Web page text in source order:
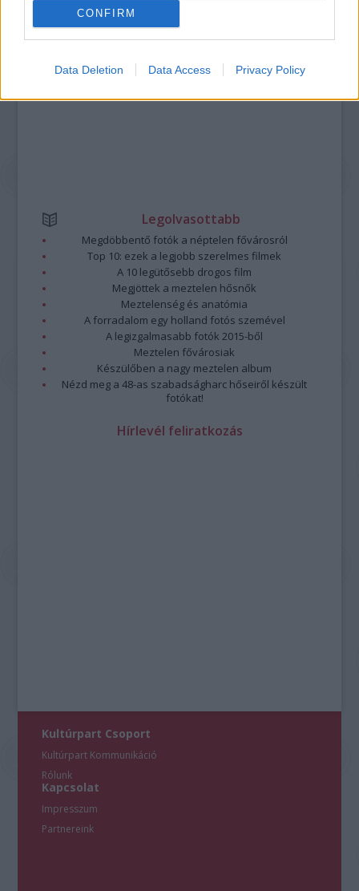
CONFIRM
Data Deletion Data Access Privacy Policy
Kommentek:
A hozzászólások avonatkozó jogszabályok
Felhasználási feltételekben adatvédelmi tájékoztatóban
Legolvasottabb
Megdöbbentő fotók a néptelen fővárosról
Top 10: ezek a legjobb szerelmes filmek
A 10 legütősebb drogos film
Megjöttek a meztelen hősnők
Meztelenség és anatómia
A forradalom egy holland fotós szemével
A legizgalmasabb fotók 2015-ből
Meztelen fővárosiak
Készülőben a nagy meztelen album
Nézd meg a 48-as szabadságharc hőseiről készült
fotókat!
Hírlevél feliratkozás
Kultúrpart Csoport
Kultúrpart Kommunikáció
Rólunk
Kapcsolat
Impresszum
Partnereink